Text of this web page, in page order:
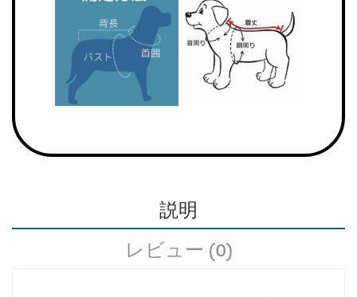
説明
レビュー (0)